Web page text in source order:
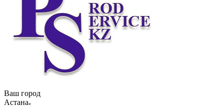
Ваш город
Астана